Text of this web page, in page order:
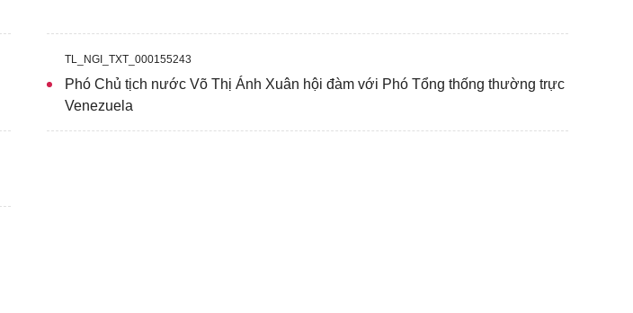
TL_NGI_TXT_000155243
Phó Chủ tịch nước Võ Thị Ánh Xuân hội đàm với Phó Tổng thống thường trực
Venezuela